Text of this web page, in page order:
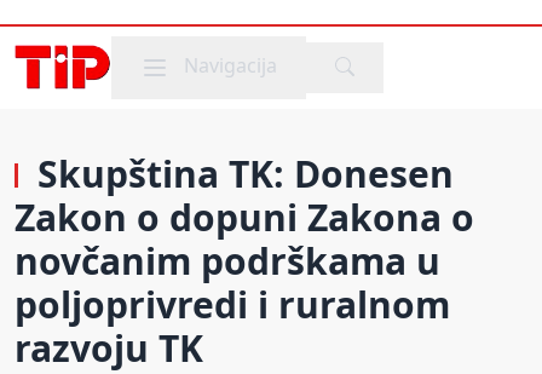
Mobile menu
Navigacija
Skupština TK: Donesen
Zakon o dopuni Zakona o
novčanim podrškama u
poljoprivredi i ruralnom
razvoju TK